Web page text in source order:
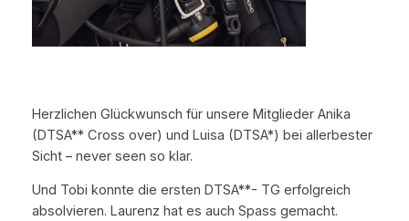
Herzlichen Glückwunsch für unsere Mitglieder Anika
(DTSA** Cross over) und Luisa (DTSA*) bei allerbester
Sicht – never seen so klar.
Und Tobi konnte die ersten DTSA**- TG erfolgreich
absolvieren. Laurenz hat es auch Spass gemacht.